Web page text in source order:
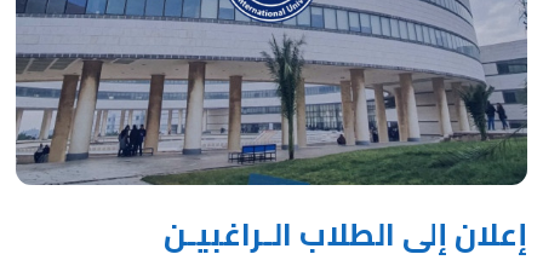
إعلان إلى الطلاب الـراغبيـن